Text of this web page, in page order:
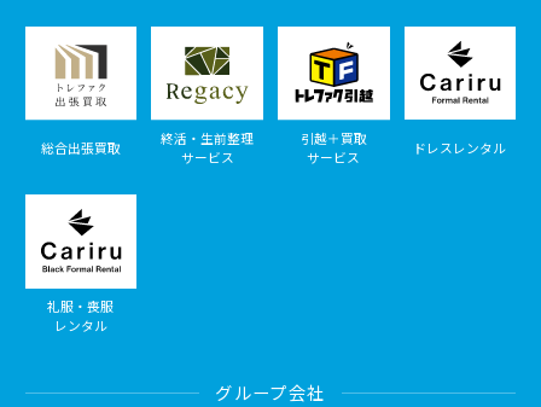
総合出張買取
終活・生前整理
サービス
引越＋買取
サービス
ドレスレンタル
礼服・喪服
レンタル
グループ会社